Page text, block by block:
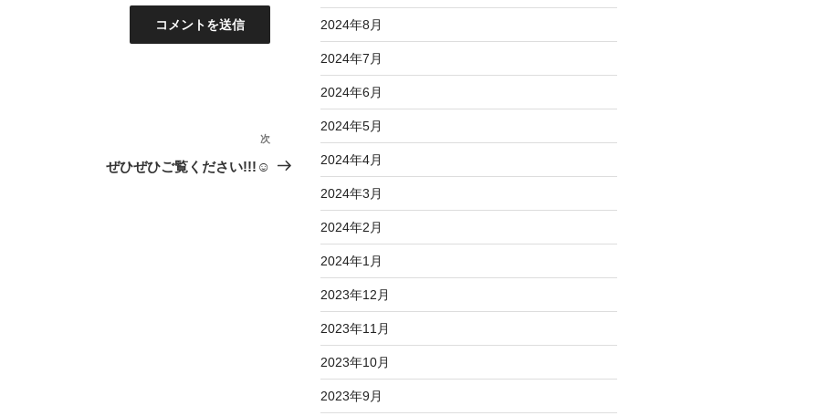
次
の
次
ぜひぜひご覧ください!!!☺
2024年8月
2024年7月
2024年6月
2024年5月
2024年4月
2024年3月
2024年2月
2024年1月
2023年12月
2023年11月
2023年10月
2023年9月